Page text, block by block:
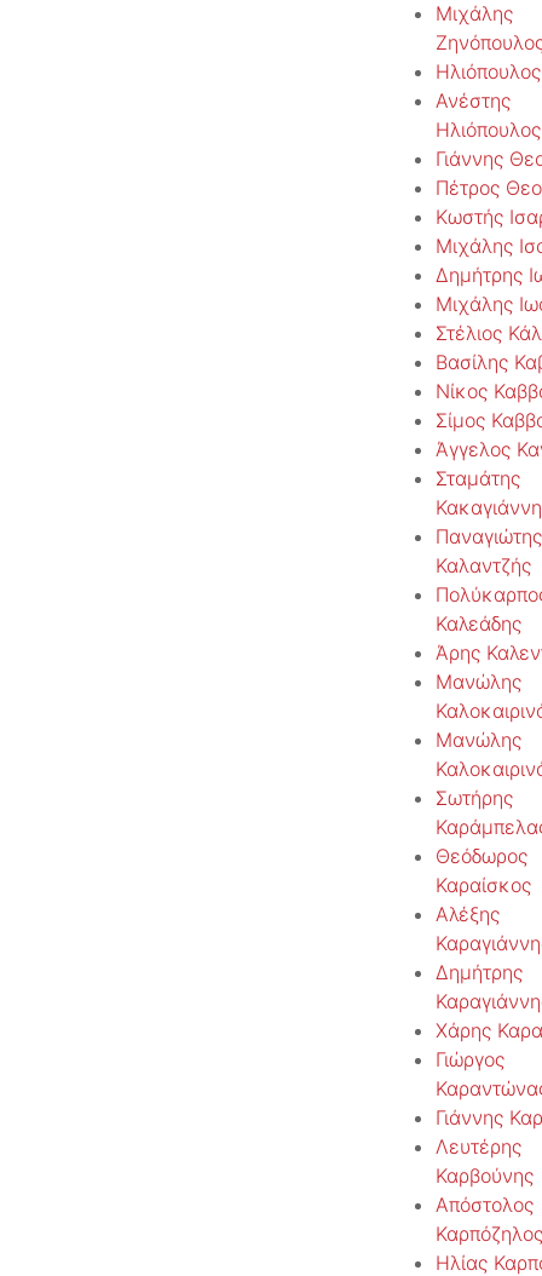
Μιχάλης
Ηλιόπουλος
Ανέστης
Ηλιόπουλος
Γιάννης
Πέτρος
Κωστής
Μιχάλης
Δημήτρης
Μιχάλης
Στέλιος
Βασίλης
Νίκος
Σίμος
Άγγελος
Σταμάτης
Παναγιώτης
Καλαντζής
Καλεάδης
Άρης
Μανώλης
Μανώλης
Σωτήρης
Θεόδωρος
Καραίσκος
Αλέξης
Δημήτρης
Χάρης
Γιώργος
Γιάννης
Λευτέρης
Καρβούνης
Απόστολος
Καρπόζηλος
Ηλίας